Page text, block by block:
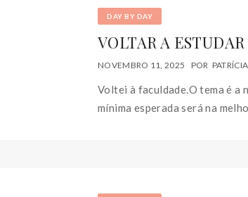
DAY BY DAY
VOLTAR A ESTUDAR
NOVEMBRO 11, 2025 POR
Voltei à faculdade.O tema é a
mínima esperada será na